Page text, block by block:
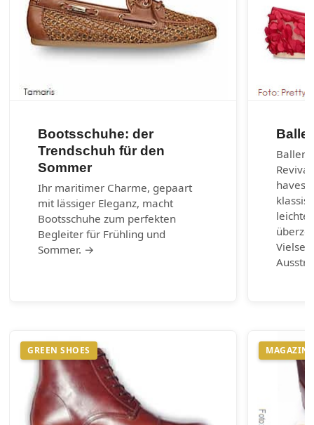
Bootsschuhe: der
Trendschuh für den
Sommer
Ihr maritimer Charme, gepaart
mit lässiger Eleganz, macht
Bootsschuhe zum perfekten
Begleiter für Frühling und
Sommer. →
haves
GREEN SHOES MAGAZIN